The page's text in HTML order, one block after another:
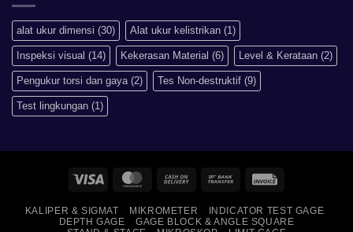
Baik
Daripada
Imperial?
alat ukur dimensi (30) Alat ukur kelistrikan (1)
Inspeksi visual (14) Kekerasan Material (6) Level & Kerataan (2)
Pengukur torsi dan gaya(2) Tes Non-destruktif (9)
Test lingkungan (1)
Visa MasterCardCash
Delivery
Bank
KALIPER & SIGMAT MIKROMETER
INDICATOR TEST GAGE
DEPTH GAGE
GAGE BLOCK & ANGLE SQUARE